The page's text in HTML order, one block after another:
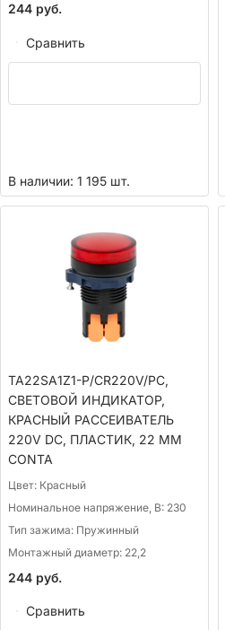
244 руб.
Сравнить
В наличии: 1 195 шт.
TA22SA1Z1-P/CR220V/PC,
СВЕТОВОЙ ИНДИКАТОР,
КРАСНЫЙ РАССЕИВАТЕЛЬ
220V DC, ПЛАСТИК, 22 ММ
CONTA
Цвет: Красный
Номинальное напряжение, В: 230
Тип зажима: Пружинный
Монтажный диаметр: 22,2
244 руб.
Сравнить